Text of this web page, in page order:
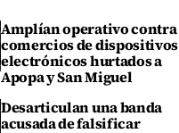
Amplían operativo contra
comercios de dispositivos
electrónicos hurtados a
Apopa y San Miguel
Desarticulan una banda
acusada de falsificar